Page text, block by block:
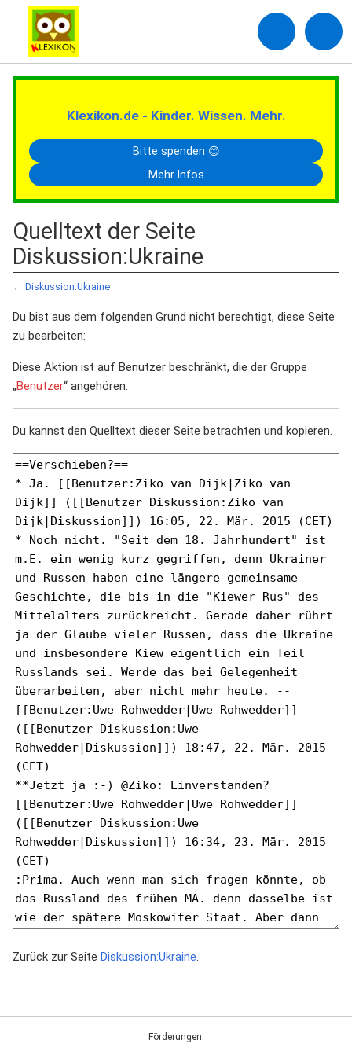
Klexikon.de - Kinder. Wissen. Mehr.
Bitte spenden 😊
Mehr Infos
Quelltext der Seite
Diskussion:Ukraine
← Diskussion:Ukraine
Du bist aus dem folgenden Grund nicht berechtigt, diese Seite
zu bearbeiten:
Diese Aktion ist auf Benutzer beschränkt, die der Gruppe
„Benutzer“ angehören.
Du kannst den Quelltext dieser Seite betrachten und kopieren.
Zurück zur Seite Diskussion:Ukraine.
Förderungen: